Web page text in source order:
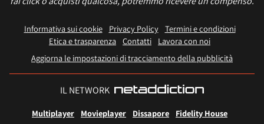
Informativa sui cookie Privacy Policy
Termini e condizioni
Etica e trasparenza Contatti
Lavora con noi
Aggiorna le impostazioni di tracciamento della pubblicità
IL NETWORK
Multiplayer Movieplayer Dissapore
Fidelity House